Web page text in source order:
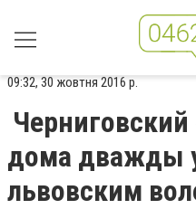
09:32, 30 жовтня 2016 р.
Черниговский
дома дважды
львовским